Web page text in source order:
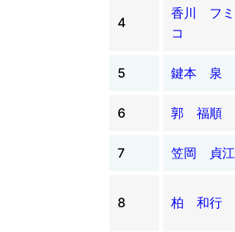
4
香川 フミ
コ
5 鍵本 泉
6 郭 福順
7 笠岡 貞江
8 柏 和行